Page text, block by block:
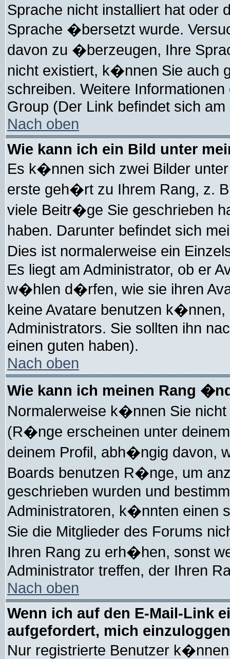
Sprache nicht installiert hat oder
Sprache �bersetzt wurde.
davon zu �berzeugen, Ihre
nicht existiert, k�nnen Sie auch
schreiben. Weitere
Group (Der Link befindet sich
Nach oben
Wie kann ich ein Bild unter
Es k�nnen sich zwei Bilder
erste geh�rt zu Ihrem Rang, z.
viele Beitr�ge Sie geschrieben
haben. Darunter befindet sich
Dies ist normalerweise ein
Es liegt am Administrator, ob er
w�hlen d�rfen, wie sie ihren
keine Avatare benutzen
Administrators. Sie sollten ihn
einen guten haben).
Nach oben
Wie kann ich meinen Rang
Normalerweise k�nnen Sie
(R�nge erscheinen unter
deinem Profil, abh�ngig davon,
Boards benutzen R�nge, um
geschrieben wurden und
Administratoren, k�nnten einen
Sie die Mitglieder des Forums
Ihren Rang zu erh�hen, sonst
Administrator treffen, der Ihren
Nach oben
Wenn ich auf den E-Mail-Link
aufgefordert, mich
Nur registrierte Benutzer